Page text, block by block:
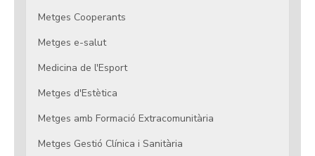
Metges Cooperants
Metges e-salut
Medicina de l'Esport
Metges d'Estètica
Metges amb Formació Extracomunitària
Metges Gestió Clínica i Sanitària